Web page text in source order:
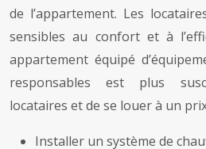
de l’appartement. Les
sensibles au confort et à
appartement équipé
responsables est plus
locataires et de se louer à un
Installer un système de